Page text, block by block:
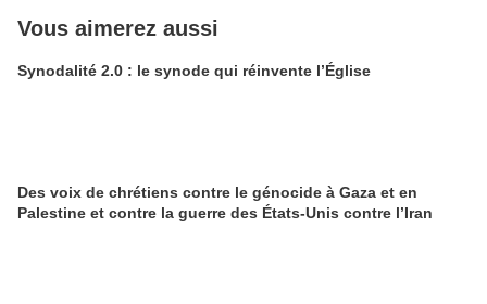
Vous aimerez aussi
Synodalité 2.0 : le synode qui réinvente l’Église
Des voix de chrétiens contre le génocide à Gaza et en
Palestine et contre la guerre des États-Unis contre l’Iran